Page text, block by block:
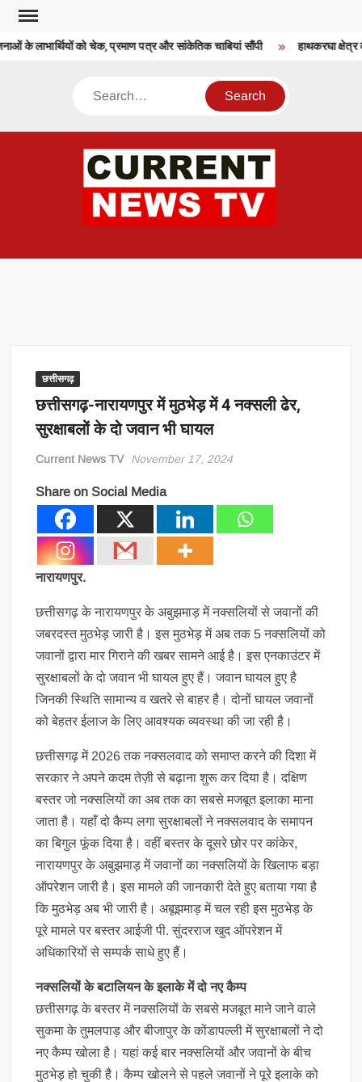
Skip
contentके लाभार्थियों को चेक, प्रमाण पत्र और सांकेतिक चाबियां सौंपी हाथकरघा
Search
छत्तीसगढ़
छत्तीसगढ़-नारायणपुर में मुठभेड़ में 4 नक्सली ढेर,
सुरक्षाबलों के दो जवान भी घायल
Current News TV November 17, 2024
Share on Social Media
नारायणपुर.
छत्तीसगढ़ के नारायणपुर के अबुझमाड़ में नक्सलियों से जवानों की
जबरदस्त मुठभेड़ जारी है। इस मुठभेड़ में अब तक 5 नक्सलियों को
जवानों द्वारा मार गिराने की खबर सामने आई है। इस एनकाउंटर में
सुरक्षाबलों के दो जवान भी घायल हुए हैं। जवान घायल हुए है
जिनकी स्थिति सामान्य व खतरे से बाहर है। दोनों घायल जवानों
को बेहतर ईलाज के लिए आवश्यक व्यवस्था की जा रही है।
छत्तीसगढ़ में 2026 तक नक्सलवाद को समाप्त करने की दिशा में
सरकार ने अपने कदम तेज़ी से बढ़ाना शुरू कर दिया है। दक्षिण
बस्तर जो नक्सलियों का अब तक का सबसे मजबूत इलाका माना
जाता है। यहाँ दो कैम्प लगा सुरक्षाबलों ने नक्सलवाद के समापन
का बिगुल फूंक दिया है। वहीं बस्तर के दूसरे छोर पर कांकेर,
नारायणपुर के अबुझमाड़ में जवानों का नक्सलियों के खिलाफ बड़ा
ऑपरेशन जारी है। इस मामले की जानकारी देते हुए बताया गया है
कि मुठभेड़ अब भी जारी है। अबूझमाड़ में चल रही इस मुठभेड़ के
पूरे मामले पर बस्तर आईजी पी. सुंदरराज खुद ऑपरेशन में
अधिकारियों से सम्पर्क साधे हुए हैं।
नक्सलियों के बटालियन के इलाके में दो नए कैम्प
छत्तीसगढ़ के बस्तर में नक्सलियों के सबसे मजबूत माने जाने वाले
सुकमा के तुमलपाड़ और बीजापुर के कोंडापल्ली में सुरक्षाबलों ने दो
नए कैम्प खोला है। यहां कई बार नक्सलियों और जवानों के बीच
मुठभेड़ हो चुकी है। कैम्प खोलने से पहले जवानों ने पूरे इलाके को